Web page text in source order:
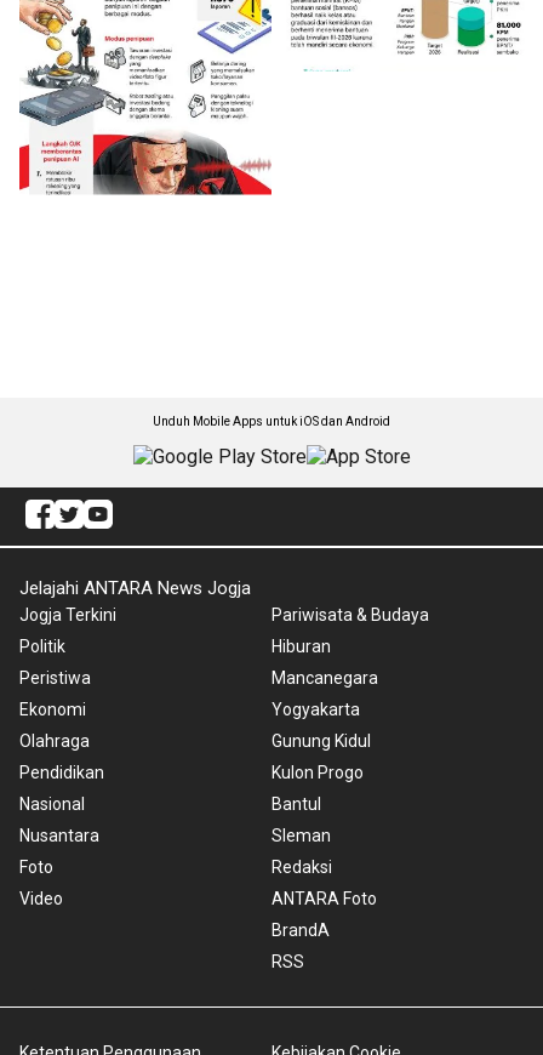
Unduh Mobile Apps untuk iOS dan Android
Jelajahi ANTARA News Jogja
Jogja Terkini
Politik
Peristiwa
Ekonomi
Olahraga
Pendidikan
Nasional
Nusantara
Foto
Video
Pariwisata & Budaya
Hiburan
Mancanegara
Yogyakarta
Gunung Kidul
Kulon Progo
Bantul
Sleman
Redaksi
ANTARA Foto
BrandA
RSS